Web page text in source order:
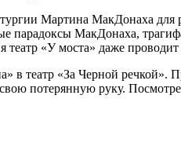
Мартина МакДонаха для
МакДонаха,
«У моста» даже
в театр «За Черной
потерянную руку.